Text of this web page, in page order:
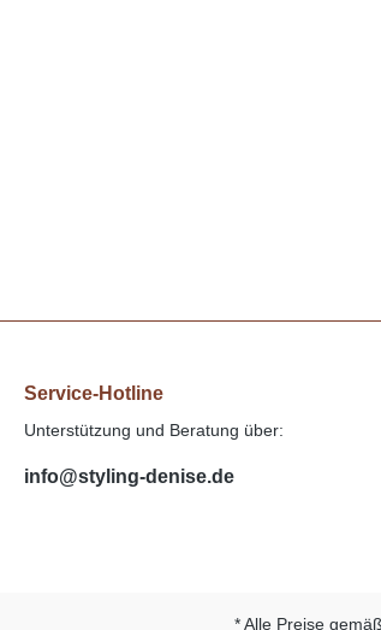
Service-Hotline
Unterstützung und Beratung über:
info@styling-denise.de
* Alle Preise